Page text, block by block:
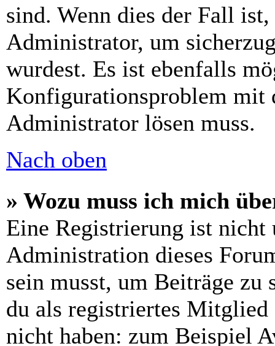
sind. Wenn dies der Fall
Administrator, um
wurdest. Es ist ebenfalls
Konfigurationsproblem mit
Administrator lösen muss.
Nach oben
» Wozu muss ich mich
Eine Registrierung ist
Administration dieses
sein musst, um Beiträge
du als registriertes Mitglied
nicht haben: zum Beispiel